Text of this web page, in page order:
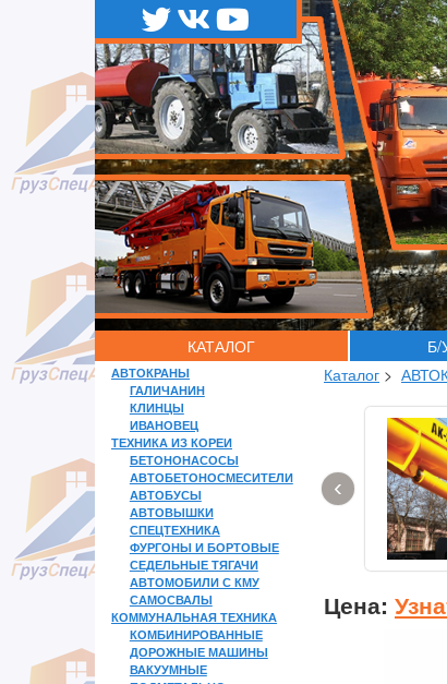
КАТАЛОГ Б/
АВТОКРАНЫ
ГАЛИЧАНИН
КЛИНЦЫ
ИВАНОВЕЦ
ТЕХНИКА ИЗ КОРЕИ
БЕТОНОНАСОСЫ
АВТОБЕТОНОСМЕСИТЕЛИ
АВТОБУСЫ
АВТОВЫШКИ
СПЕЦТЕХНИКА
ФУРГОНЫ И БОРТОВЫЕ
СЕДЕЛЬНЫЕ ТЯГАЧИ
АВТОМОБИЛИ С КМУ
САМОСВАЛЫ
КОММУНАЛЬНАЯ ТЕХНИКА
КОМБИНИРОВАННЫЕ
ДОРОЖНЫЕ МАШИНЫ
ВАКУУМНЫЕ
Каталог >
‹
Цена: